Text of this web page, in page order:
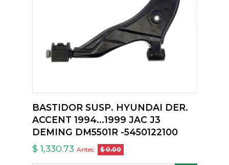
BASTIDOR SUSP. HYUNDAI DER.
ACCENT 1994...1999 JAC J3
DEMING DM5501R -5450122100
$ 1,330.73 Antes: $ 0.00